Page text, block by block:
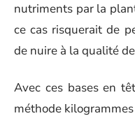
nutriments par la
ce cas risquerait de
de nuire à la qualité
Avec ces bases en
méthode